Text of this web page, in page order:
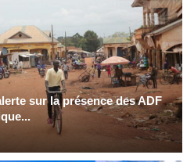
sur la présence des ADF